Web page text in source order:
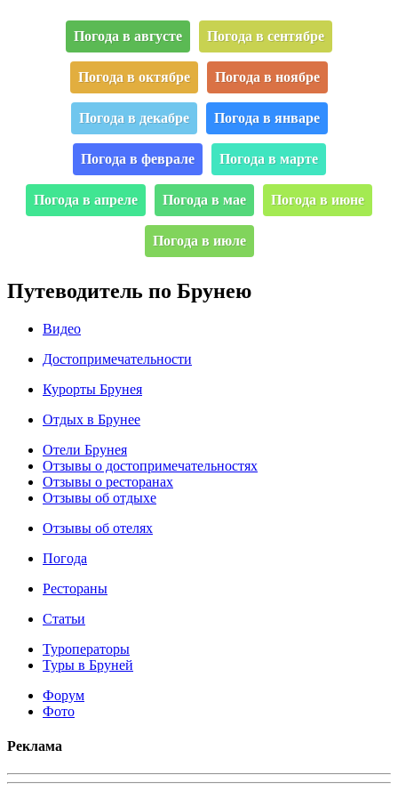
Погода в августе Погода в сентябре
Погода в октябре Погода в ноябре
Погода в декабре Погода в январе
Погода в феврале Погода в марте
Погода в апреле Погода в мае Погода в июне
Погода в июле
Путеводитель по Брунею
Видео
Достопримечательности
Курорты Брунея
Отдых в Брунее
Отели Брунея
Отзывы о достопримечательностях
Отзывы о ресторанах
Отзывы об отдыхе
Отзывы об отелях
Погода
Рестораны
Статьи
Туроператоры
Туры в Бруней
Форум
Фото
Реклама